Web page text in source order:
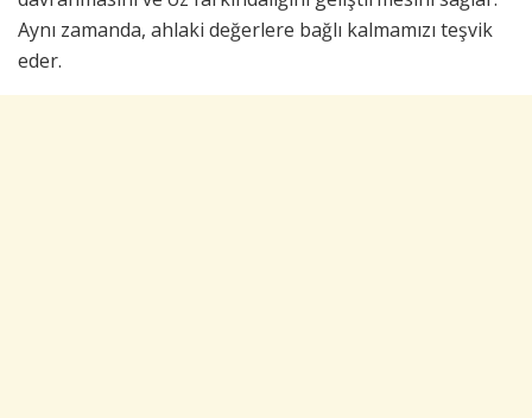
Aynı zamanda, ahlaki değerlere bağlı kalmamızı teşvik
eder.